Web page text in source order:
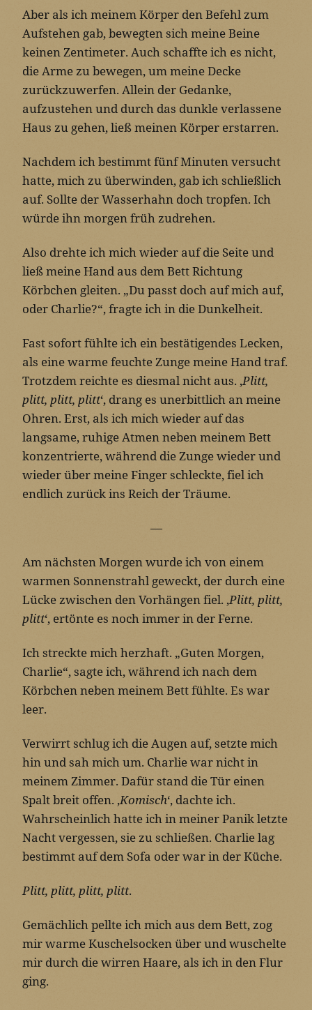
Aber als ich meinem Körper den Befehl zum
Aufstehen gab, bewegten sich meine Beine
keinen Zentimeter. Auch schaffte ich es nicht,
die Arme zu bewegen, um meine Decke
zurückzuwerfen. Allein der Gedanke,
aufzustehen und durch das dunkle verlassene
Haus zu gehen, ließ meinen Körper erstarren.
Nachdem ich bestimmt fünf Minuten versucht
hatte, mich zu überwinden, gab ich schließlich
auf. Sollte der Wasserhahn doch tropfen. Ich
würde ihn morgen früh zudrehen.
Also drehte ich mich wieder auf die Seite und
ließ meine Hand aus dem Bett Richtung
Körbchen gleiten. „Du passt doch auf mich auf,
oder Charlie?“, fragte ich in die Dunkelheit.
Fast sofort fühlte ich ein bestätigendes Lecken,
als eine warme feuchte Zunge meine Hand traf.
Trotzdem reichte es diesmal nicht aus. ‚Plitt,
plitt, plitt, plitt‘, drang es unerbittlich an meine
Ohren. Erst, als ich mich wieder auf das
langsame, ruhige Atmen neben meinem Bett
konzentrierte, während die Zunge wieder und
wieder über meine Finger schleckte, fiel ich
endlich zurück ins Reich der Träume.
—
Am nächsten Morgen wurde ich von einem
warmen Sonnenstrahl geweckt, der durch eine
Lücke zwischen den Vorhängen fiel. ‚Plitt, plitt,
plitt‘, ertönte es noch immer in der Ferne.
Ich streckte mich herzhaft. „Guten Morgen,
Charlie“, sagte ich, während ich nach dem
Körbchen neben meinem Bett fühlte. Es war
leer.
Verwirrt schlug ich die Augen auf, setzte mich
hin und sah mich um. Charlie war nicht in
meinem Zimmer. Dafür stand die Tür einen
Spalt breit offen. ‚Komisch‘, dachte ich.
Wahrscheinlich hatte ich in meiner Panik letzte
Nacht vergessen, sie zu schließen. Charlie lag
bestimmt auf dem Sofa oder war in der Küche.
Plitt, plitt, plitt, plitt.
Gemächlich pellte ich mich aus dem Bett, zog
mir warme Kuschelsocken über und wuschelte
mir durch die wirren Haare, als ich in den Flur
ging.